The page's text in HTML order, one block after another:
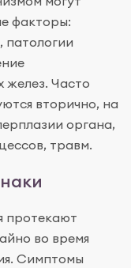
факторы:
патологии
желез. Часто
вторично, на
органа,
травм.
протекают
во время
Симптомы